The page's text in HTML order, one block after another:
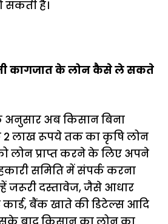
सकती है।
कागजात के लोन कैसे ले सकते
अनुसार अब किसान बिना
2 लाख रूपये तक का कृषि लोन
लोन प्राप्त करने के लिए अपने
समिति में संपर्क करना
जरूरी दस्तावेज, जैसे आधार
कार्ड, बैंक खाते की डिटेल्स आदि